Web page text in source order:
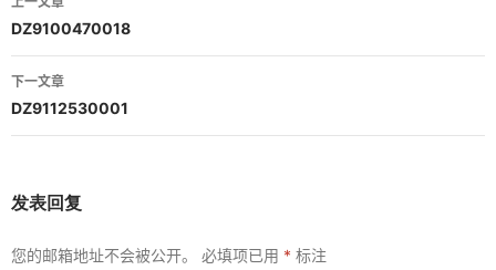
章
导
航
DZ9100470018
下一文章
DZ9112530001
发表回复
您的邮箱地址不会被公开。 必填项已用 * 标注